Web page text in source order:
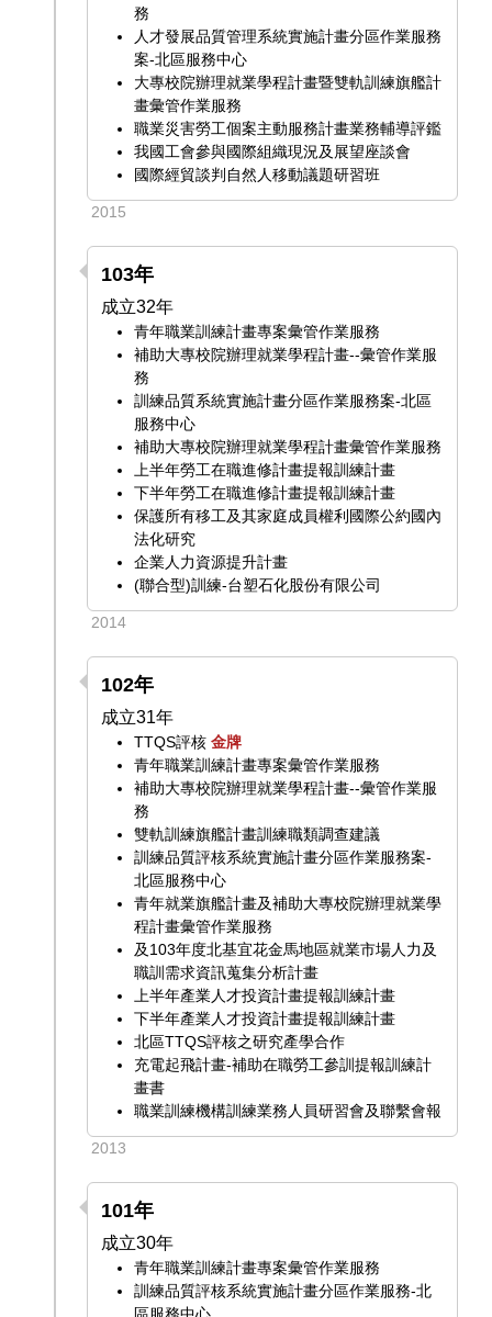
務
人才發展品質管理系統實施計畫分區作業服務
案-北區服務中心
大專校院辦理就業學程計畫暨雙軌訓練旗艦計
畫彙管作業服務
職業災害勞工個案主動服務計畫業務輔導評鑑
我國工會參與國際組織現況及展望座談會
國際經貿談判自然人移動議題研習班
2015
103年
成立32年
青年職業訓練計畫專案彙管作業服務
補助大專校院辦理就業學程計畫--彙管作業服
務
訓練品質系統實施計畫分區作業服務案-北區
服務中心
補助大專校院辦理就業學程計畫彙管作業服務
上半年勞工在職進修計畫提報訓練計畫
下半年勞工在職進修計畫提報訓練計畫
保護所有移工及其家庭成員權利國際公約國內
法化研究
企業人力資源提升計畫
(聯合型)訓練-台塑石化股份有限公司
2014
102年
成立31年
TTQS評核金牌
青年職業訓練計畫專案彙管作業服務
補助大專校院辦理就業學程計畫--彙管作業服
務
雙軌訓練旗艦計畫訓練職類調查建議
訓練品質評核系統實施計畫分區作業服務案-
北區服務中心
青年就業旗艦計畫及補助大專校院辦理就業學
程計畫彙管作業服務
及103年度北基宜花金馬地區就業市場人力及
職訓需求資訊蒐集分析計畫
上半年產業人才投資計畫提報訓練計畫
下半年產業人才投資計畫提報訓練計畫
北區TTQS評核之研究產學合作
充電起飛計畫-補助在職勞工參訓提報訓練計
畫書
職業訓練機構訓練業務人員研習會及聯繫會報
2013
101年
成立30年
青年職業訓練計畫專案彙管作業服務
訓練品質評核系統實施計畫分區作業服務-北